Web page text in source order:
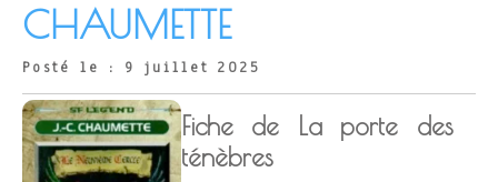
CHAUMETTE
Posté le : 9 juillet 2025
Fiche de La porte des
ténèbres